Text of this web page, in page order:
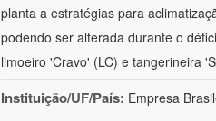
planta a estratégias para
podendo ser alterada durante o
limoeiro 'Cravo' (LC) e tangerineira
Instituição/UF/País: Empresa